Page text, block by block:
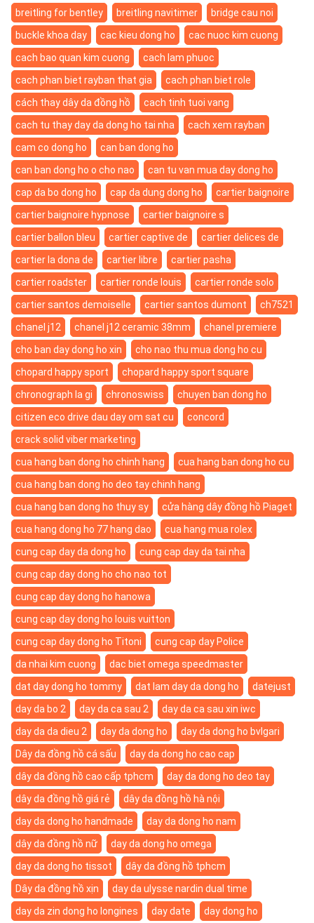
breitling for bentley breitling navitimer
bridge cau noi
buckle khoa day
cac kieu dong ho
cac nuoc kim cuong
cach bao quan kim cuong
cach lam phuoc
cach phan biet rayban that gia
cach phan biet role
cách thay dây da đồng hồ
cach tinh tuoi vang
cach tu thay day da dong ho tai nha
cach xem rayban
cam co dong ho
can ban dong ho
can ban dong ho o cho nao
can tu van mua day dong ho
cap da bo dong ho
cap da dung dong ho
cartier baignoire
cartier baignoire hypnose
cartier baignoire s
cartier ballon bleu
cartier captive de
cartier delices de
cartier la dona de
cartier libre
cartier pasha
cartier roadster
cartier ronde louis
cartier ronde solo
cartier santos demoiselle
cartier santos dumont
ch7521
chanel j12
chanel j12 ceramic 38mm
chanel premiere
cho ban day dong ho xin
cho nao thu mua dong ho cu
chopard happy sport
chopard happy sport square
chronograph la gi
chronoswiss
chuyen ban dong ho
citizen eco drive dau day om sat cu
concord
crack solid viber marketing
cua hang ban dong ho chinh hang
cua hang ban dong ho cu
cua hang ban dong ho deo tay chinh hang
cua hang ban dong ho thuy sy
cửa hàng dây đồng hồ Piaget
cua hang dong ho 77 hang dao
cua hang mua rolex
cung cap day da dong ho
cung cap day da tai nha
cung cap day dong ho cho nao tot
cung cap day dong ho hanowa
cung cap day dong ho louis vuitton
cung cap day dong ho Titoni
cung cap day Police
da nhai kim cuong
dac biet omega speedmaster
dat day dong ho tommy
dat lam day da dong ho
datejust
day da bo 2
day da ca sau 2
day da ca sau xin iwc
day da da dieu 2
day da dong ho
day da dong ho bvlgari
Dây da đồng hồ cá sấu
day da dong ho cao cap
dây da đồng hồ cao cấp tphcm
day da dong ho deo tay
dây da đồng hồ giá rẻ
dây da đồng hồ hà nội
day da dong ho handmade
day da dong ho nam
dây da đồng hồ nữ
day da dong ho omega
day da dong ho tissot
dây da đồng hồ tphcm
Dây da đồng hồ xịn
day da ulysse nardin dual time
day da zin dong ho longines
day date
day dong ho